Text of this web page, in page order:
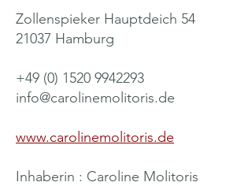
Zollenspieker Hauptdeich 54
21037 Hamburg
+49 (0) 1520 9942293
info@carolinemolitoris.de
www.carolinemolitoris.de
Inhaberin : Caroline Molitoris